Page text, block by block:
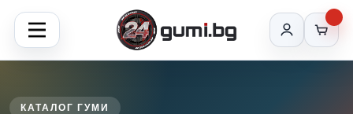
КАТАЛОГ ГУМИ